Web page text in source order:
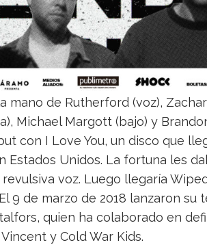
mano de Rutherford (voz),
Michael Margott (bajo) y
con I Love You, un disco que
Estados Unidos. La fortuna les
voz. Luego llegaría
El 9 de marzo de 2018 lanzaron
quien ha colaborado en
y Cold War Kids.